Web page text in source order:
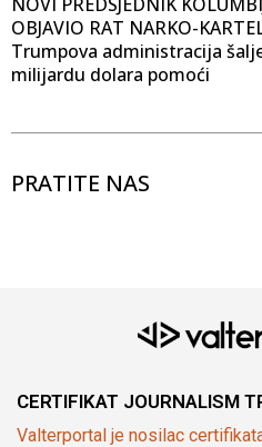
OBJAVIO RAT NARKO-
Trumpova administracija
milijardu dolara pomoći
PRATITE NAS
CERTIFIKAT JOURNALISM
Valterportal je nosilac